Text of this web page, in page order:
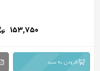
153,750
افزودن به سبد